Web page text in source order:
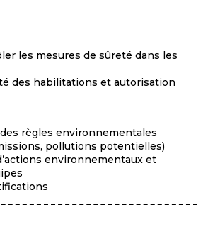
les mesures de sûreté dans les
des habilitations et autorisation
règles environnementales
pollutions potentielles)
environnementaux et